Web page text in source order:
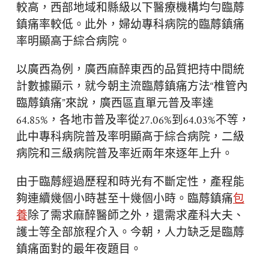
較高，西部地域和縣級以下醫療機構均勻臨蓐
鎮痛率較低。此外，婦幼專科病院的臨蓐鎮痛
率明顯高于綜合病院。
以廣西為例，廣西麻醉東西的品質把持中間統
計數據顯示，就今朝主流臨蓐鎮痛方法“椎管內
臨蓐鎮痛”來說，廣西區直單元普及率達
64.85%，各地市普及率從27.06%到64.03%不等，
此中專科病院普及率明顯高于綜合病院，二級
病院和三級病院普及率近兩年來逐年上升。
由于臨蓐經過歷程和時光有不斷定性，產程能
夠連續幾個小時甚至十幾個小時。臨蓐鎮痛包
養除了需求麻醉醫師之外，還需求產科大夫、
護士等全部旅程介入。今朝，人力缺乏是臨蓐
鎮痛面對的最年夜題目。